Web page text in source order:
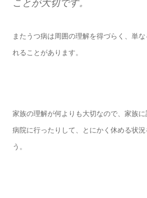
またうつ病は周囲の理解を得づらく、単
れることがあります。
家族の理解が何よりも大切なので、家族
病院に行ったりして、とにかく休める状
う。